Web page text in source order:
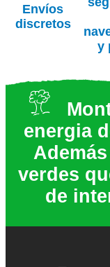
Envíos
discretos
y
energia
verdes
de